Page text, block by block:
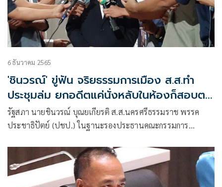
6 ธันวาคม 2565
'ชินวรณ์' ขู่ฟัน จริยธรรมการเมือง ส.ส.ทำ
ประชุมล่ม ยกอดีตแค่นั่งหลับในห้องก็สอบตก
แล้ว
รัฐสภา นายชินวรณ์​ บุณยเกียรติ ส.ส.นครศรีธรรมราช พรรค
ประชาธิปัตย์ (ปชป.) ในฐานะรองประธานคณะกรรมการ